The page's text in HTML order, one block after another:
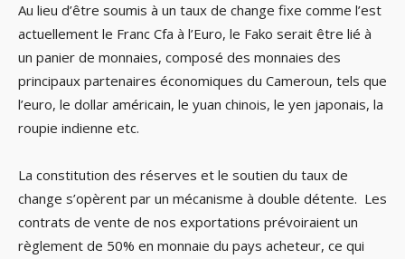
Au lieu d’être soumis à un taux de change fixe comme l’est
actuellement le Franc Cfa à l’Euro, le Fako serait être lié à
un panier de monnaies, composé des monnaies des
principaux partenaires économiques du Cameroun, tels que
l’euro, le dollar américain, le yuan chinois, le yen japonais, la
roupie indienne etc.
La constitution des réserves et le soutien du taux de
change s’opèrent par un mécanisme à double détente. Les
contrats de vente de nos exportations prévoiraient un
règlement de 50% en monnaie du pays acheteur, ce qui